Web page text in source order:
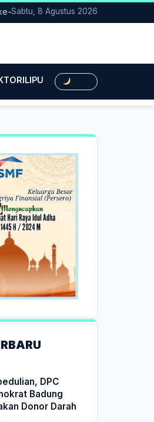
Partai Demokrat Bali Lakukan Aksi
Sabtu, 8 Agustus 2026
LIPUTAN HUKUMLIPUTAN
DPC
Badung
Donor Darah